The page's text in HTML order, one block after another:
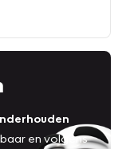
en volgens